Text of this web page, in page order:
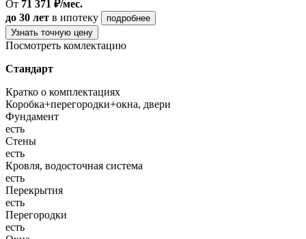
От 71 371 ₽/мес.
до 30 лет в ипотеку
подробнее
Узнать точную цену
Посмотреть комлектацию
Стандарт
Кратко о комплектациях
Коробка+перегородки+окна, двери
Фундамент
есть
Стены
есть
Кровля, водосточная система
есть
Перекрытия
есть
Перегородки
есть